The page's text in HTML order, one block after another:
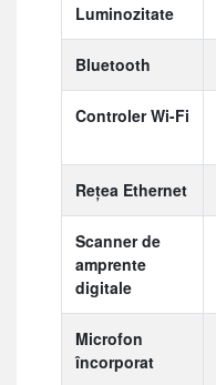
Luminozitate
Bluetooth
Controler Wi-Fi
Rețea Ethernet
Scanner de
amprente
digitale
Microfon
încorporat